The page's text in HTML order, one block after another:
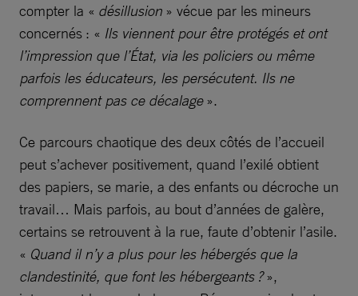
compter la « désillusion » vécue par les mineurs
concernés : « Ils viennent pour être protégés et ont
l’impression que l’État, via les policiers ou même
parfois les éducateurs, les persécutent. Ils ne
comprennent pas ce décalage ».
Ce parcours chaotique des deux côtés de l’accueil
peut s’achever positivement, quand l’exilé obtient
des papiers, se marie, a des enfants ou décroche un
travail… Mais parfois, au bout d’années de galère,
certains se retrouvent à la rue, faute d’obtenir l’asile.
« Quand il n’y a plus pour les hébergés que la
clandestinité, que font les hébergeants ?»,